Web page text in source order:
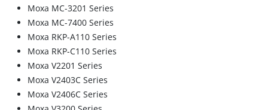
Moxa MC-3201 Series
Moxa MC-7400 Series
Moxa RKP-A110 Series
Moxa RKP-C110 Series
Moxa V2201 Series
Moxa V2403C Series
Moxa V2406C Series